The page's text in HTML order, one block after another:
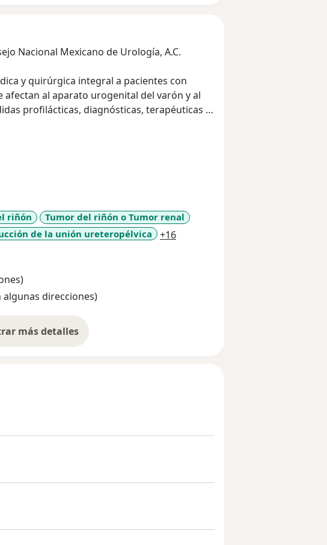
Nacional Mexicano de Urología, A.C.
y quirúrgica integral a pacientes con
al aparato urogenital del varón y al
profilácticas, diagnósticas, terapéuticas y
en práctica los valores éticos en la
quirúrgicos empleando métodos
laparoscopía y endoscopía (cirugía
avances en lo referente a
riñón
Tumor del riñón o Tumor renal
de la unión ureteropélvica +16a11y_sr_more_diseases
algunas direcciones)
más detalles
sobre la experiencia